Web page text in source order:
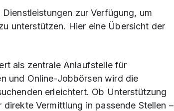
zur Verfügung, um
unterstützen. Hier eine Übersicht der
als zentrale Anlaufstelle für
und Online-Jobbörsen wird die
erleichtert. Ob Unterstützung
Vermittlung in passende Stellen –